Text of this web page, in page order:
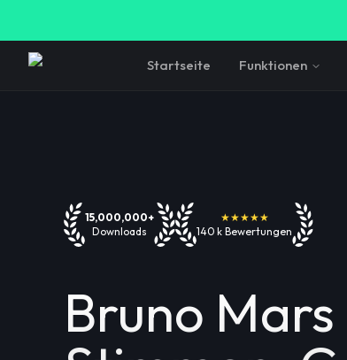
Startseite Funktionen
15,000,000+
Downloads
★★★★★
140 k Bewertungen
Bruno